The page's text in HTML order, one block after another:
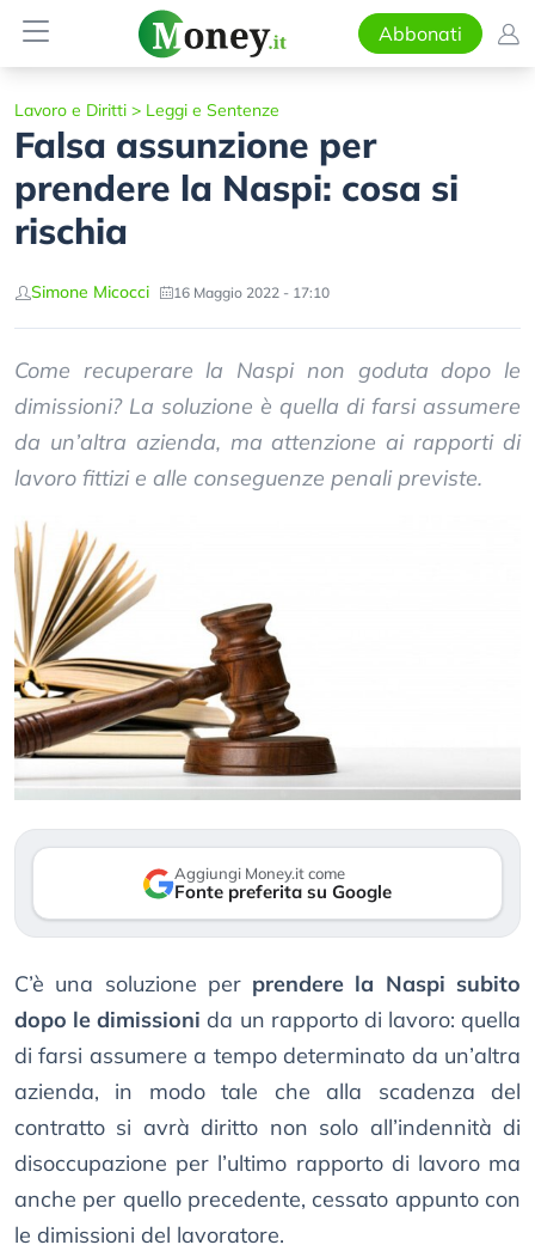
Abbonati
Lavoro e Diritti > Leggi e Sentenze
Falsa assunzione per
prendere la Naspi: cosa si
rischia
Simone Micocci 16 Maggio 2022 - 17:10
Come recuperare la Naspi non goduta dopo le
dimissioni? La soluzione è quella di farsi assumere
da un’altra azienda, ma attenzione ai rapporti di
lavoro fittizi e alle conseguenze penali previste.
Aggiungi Money.it come
Fonte preferita su Google
C’è una soluzione per prendere la Naspi subito
dopo le dimissioni da un rapporto di lavoro: quella
di farsi assumere a tempo determinato da un’altra
azienda, in modo tale che alla scadenza del
contratto si avrà diritto non solo all’indennità di
disoccupazione per l’ultimo rapporto di lavoro ma
anche per quello precedente, cessato appunto con
le dimissioni del lavoratore.